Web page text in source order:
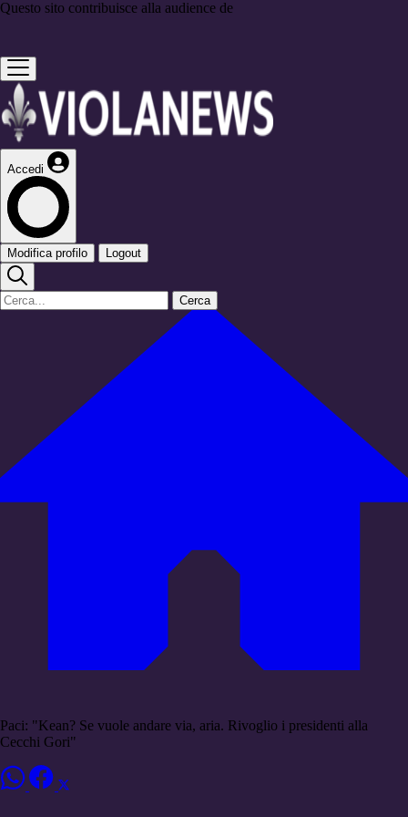
Questo sito contribuisce alla audience de
Accedi
Modifica profilo Logout
Cerca
Paci: "Kean? Se vuole andare via, aria. Rivoglio i presidenti alla
Cecchi Gori"